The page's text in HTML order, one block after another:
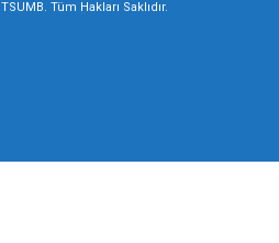
Tüm Hakları Saklıdır.